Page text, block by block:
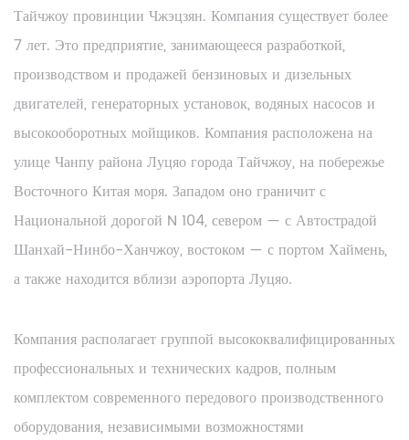
Тайчжоу провинции Чжэцзян. Компания существует более
7 лет. Это предприятие, занимающееся разработкой,
производством и продажей бензиновых и дизельных
двигателей, генераторных установок, водяных насосов и
высокооборотных мойщиков. Компания расположена на
улице Чанпу района Луцяо города Тайчжоу, на побережье
Восточного Китая моря. Западом оно граничит с
Национальной дорогой N 104, севером — с Автострадой
Шанхай-Нинбо-Ханчжоу, востоком — с портом Хаймень,
а также находится вблизи аэропорта Луцяо.
Компания располагает группой высококвалифицированных
профессиональных и технических кадров, полным
комплектом современного передового производственного
оборудования, независимыми возможностями